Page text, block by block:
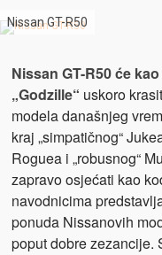
Nissan GT-R50
Nissan GT-R50 će
„Godzille“ uskoro
modela današnjeg
kraj „simpatičnog“
Roguea i „robusnog“
zapravo osjećati kao
navodnicima
ponuda Nissanovih
poput dobre zezancije.